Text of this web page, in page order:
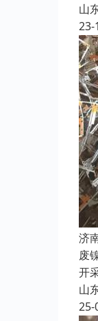
山
23-
济
废
开
山
25-